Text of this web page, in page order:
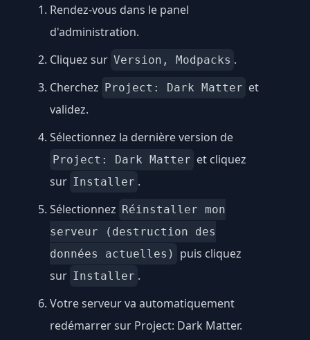
Rendez-vous dans le panel
d'administration.
Cliquez sur Version, Modpacks .
Cherchez
Project: Dark Matter et
validez.
Sélectionnez la dernière version de
Project: Dark Matter et cliquez
sur Installer .
Sélectionnez Réinstaller mon
serveur (destruction des
données actuelles)
puis cliquez
sur Installer .
Votre serveur va automatiquement
redémarrer sur Project: Dark Matter.